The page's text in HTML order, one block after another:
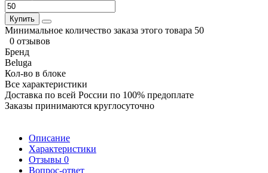
Купить
Минимальное количество заказа этого товара 50
0 отзывов
Бренд
Beluga
Кол-во в блоке
Все характеристики
Доставка по всей России по 100% предоплате
Заказы принимаются круглосуточно
Описание
Характеристики
Отзывы 0
Вопрос-ответ